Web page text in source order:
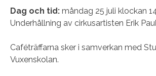
Dag och tid: måndag 25 juli klockan
Underhållning av cirkusartisten Erik
Caféträffarna sker i samverkan med
Vuxenskolan.